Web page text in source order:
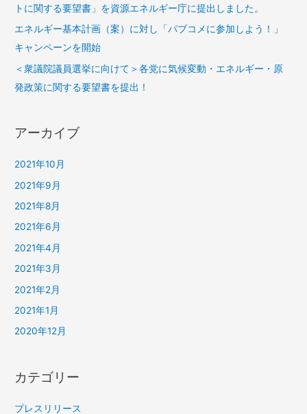
トに関する要望書」を資源エネルギー庁に提出しました。
エネルギー基本計画（案）に対し「パブコメに参加しよう！」
キャンペーンを開始
＜衆議院議員選挙に向けて＞各党に気候変動・エネルギー・原
発政策に関する要望書を提出！
アーカイブ
2021年10月
2021年9月
2021年8月
2021年6月
2021年4月
2021年3月
2021年2月
2021年1月
2020年12月
カテゴリー
プレスリリース